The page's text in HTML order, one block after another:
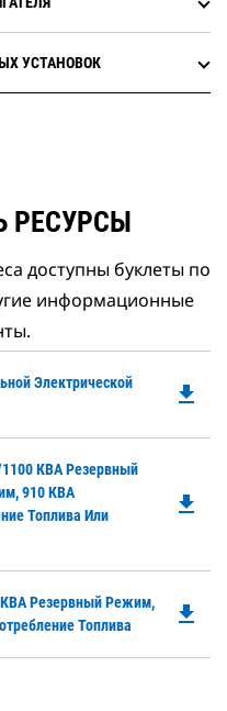
УСТАНОВОК
РЕСУРСЫ
доступны буклеты по
информационные
Электрической
file_download
1100 КВА Резервный
910 КВА
Топлива Или
file_download
КВА Резервный Режим,
Топлива
file_download